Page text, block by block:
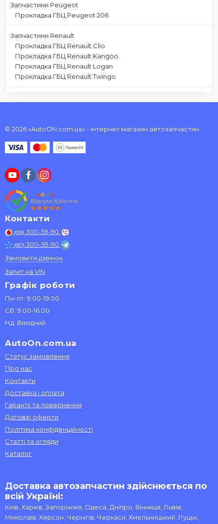
Запчастини Peugeot
Прокладка ГБЦ Peugeot 206
Запчастини Renault
Прокладка ГБЦ Renault Clio
Прокладка ГБЦ Renault Kangoo
Прокладка ГБЦ Renault Logan
Прокладка ГБЦ Renault Twingo
© 2026 «AutoON.com.ua» - інтернет магазин автозапчастин
Контакти
(099) 300-59-90
(067) 300-59-90
Замовити дзвінок
Запит на VIN
Графік роботи
Пн-пт: 9:00-19:00
Сб: 9:00-16:00
Нд: Вихідний
AutoOn.com.ua
Статус замовлення
Про нас
Контакти
Доставка і оплата
Гарантії та повернення
Договір оферти
Політика конфіденційності
Статті та огляди
Каталог
Доставка автозапчастин здійснюється по
всій Україні:
Київ, Харків, Запоріжжя, Одеса, Дніпро, Вінниця, Львів,
Миколаїв, Херсон, Чернігів, Черкаси, Хмельницький, Луцьк,